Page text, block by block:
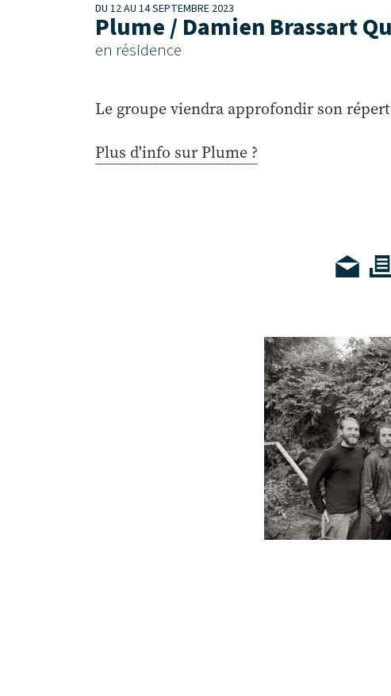
DU 12 AU 14 SEPTEMBRE 2023
Plume / Damien Brassart
en résidence
Le groupe viendra approfondir son
Plus d'info sur Plume ?